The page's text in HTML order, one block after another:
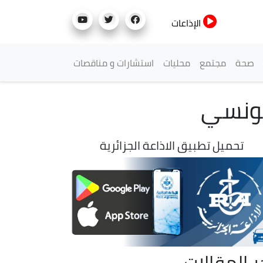
الإذاعات
صحة مجتمع محليات استشارات و مناقصات
تحميل تطبيق الاذاعة الجزائرية